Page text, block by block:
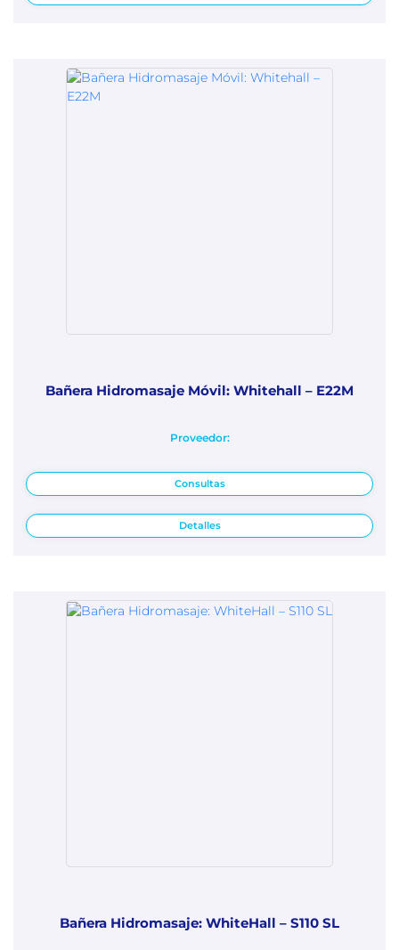
Bañera Hidromasaje Móvil: Whitehall – E22M
Proveedor:
Consultas
Detalles
Bañera Hidromasaje: WhiteHall – S110 SL